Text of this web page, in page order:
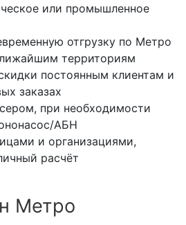
или промышленное
отгрузку по Метро
территориям
постоянным клиентам и
заказах
при необходимости
АБН
и организациями,
расчёт
Метро